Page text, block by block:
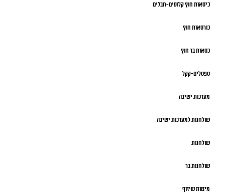
כיסאות חוץ קלועים-חבלים
כורסאות חוץ
כסאות בר חוץ
ספסלים-קקל
מערכות ישיבה
שולחנות למערכות ישיבה
שולחנות
שולחנות בר
מיטות שיזוף